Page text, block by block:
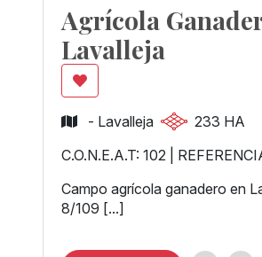
Agrícola
Lavalleja
- Lavalleja
233 HA
C.O.N.E.A.T: 102 |
Campo agrícola ganadero en
8/109 [...]